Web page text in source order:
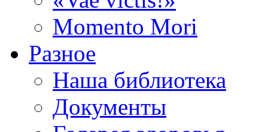
Momento Mori
Разное
Наша библиотека
Документы